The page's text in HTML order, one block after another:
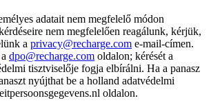
adatait nem megfelelő módon
nem megfelelően reagálunk, kérjük,
a privacy@recharge.com e-mail-címen.
dpo@recharge.com oldalon; kérését a
tisztviselője fogja elbírálni. Ha a panasz
nyújthat be a holland adatvédelmi
oldalon.